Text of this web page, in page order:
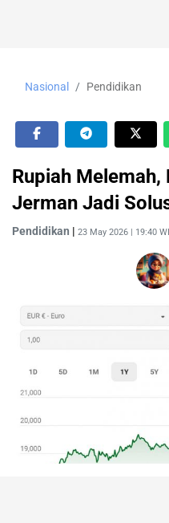
Nasional Pendidikan
Rupiah
Jerman Jadi
Pendidikan | 23 May 2026 | 19:40